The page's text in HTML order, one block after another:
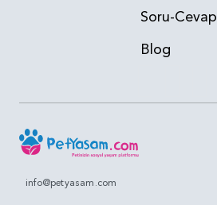
Soru-Cevap
Blog
info@petyasam.com